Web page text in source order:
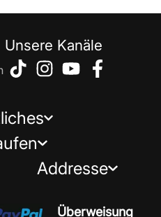
Unsere Kanäle
Addresse
Überweisung